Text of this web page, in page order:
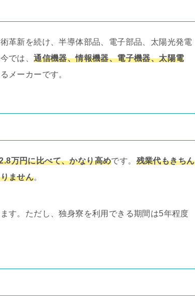
革新を続け、半導体部品、電子部品、太陽光発電
では、通信機器、情報機器、電子機器、太陽電
メーカーです。
万円に比べて、かなり高めです。 残業代もきちん
ません。
す。ただし、独身寮を利用できる期間は5年程度